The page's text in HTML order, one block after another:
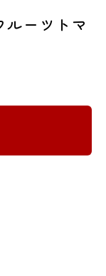
ーツトマ